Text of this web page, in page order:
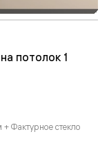
потолок 1
Фактурное стекло